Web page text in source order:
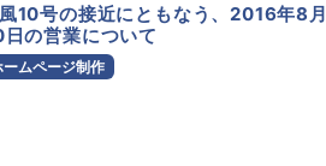
10号の接近にともなう、2016年8月
の営業について
ームページ制作